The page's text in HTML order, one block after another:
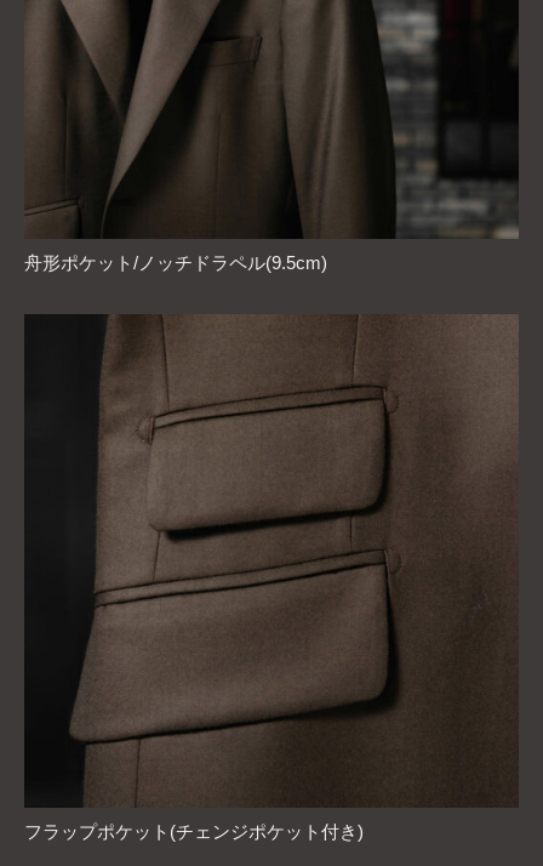
舟形ポケット/ノッチドラペル(9.5cm)
フラップポケット(チェンジポケット付き)